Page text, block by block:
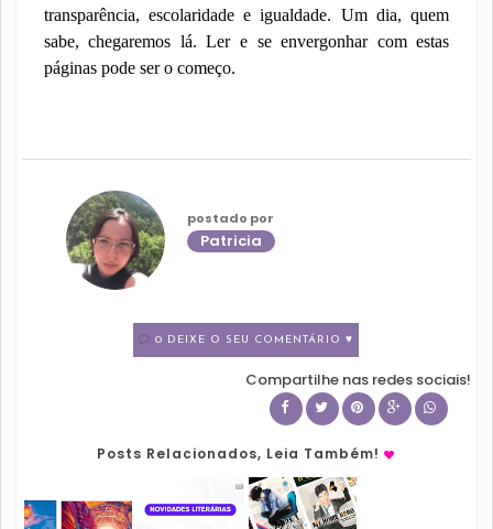
transparência, escolaridade e igualdade. Um dia, quem
sabe, chegaremos lá. Ler e se envergonhar com estas
páginas pode ser o começo.
postado por
Patricia
0 DEIXE O SEU COMENTÁRIO ♥
Compartilhe nas redes sociais!
Posts Relacionados, Leia Também!